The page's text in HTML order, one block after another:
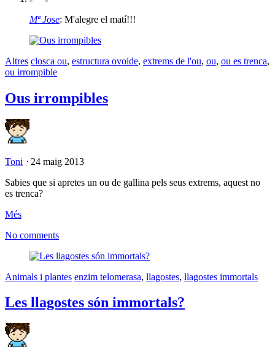
Mª Jose: M'alegre el matí!!!
Altres closca ou, estructura ovoide, extrems de l'ou, ou, ou es trenca,
ou irrompible
Ous irrompibles
Toni ⋅ 24 maig 2013
Sabies que si apretes un ou de gallina pels seus extrems, aquest no
es trenca?
Més
No comments
Animals i plantes enzim telomerasa, llagostes, llagostes immortals
Les llagostes són immortals?